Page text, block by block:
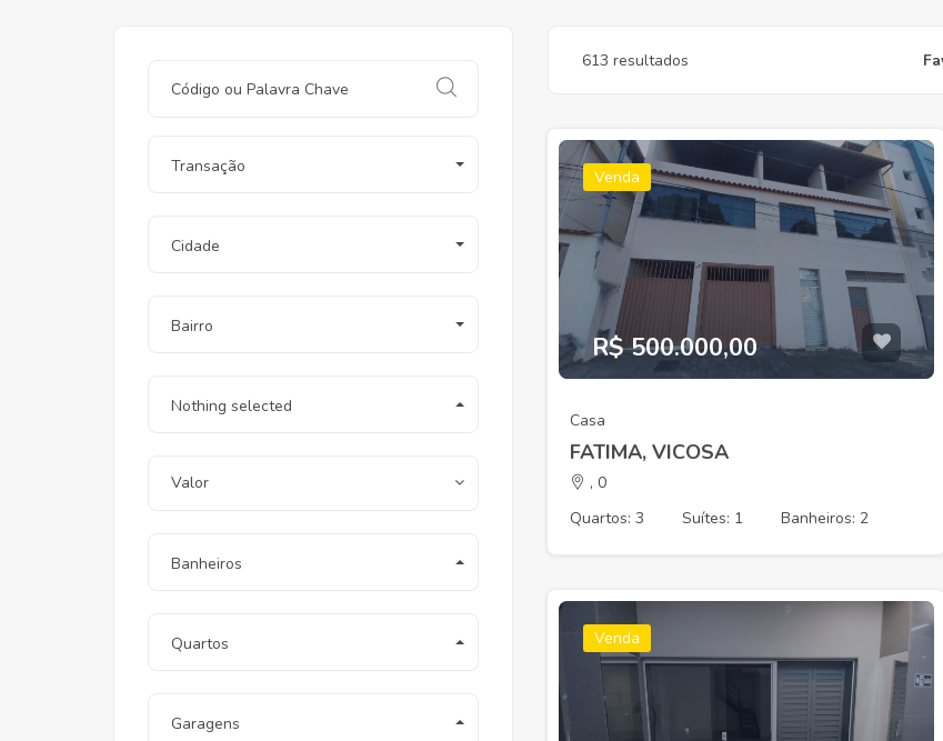
Transação
Cidade
Bairro
Nothing selected
Valor
Banheiros
Quartos
Garagens
613 resultados
Venda
R$ 500.000,00
Casa
FATIMA, VICOSA
, 0
Quartos: 3
Suítes: 1 Banheiros: 2
Venda